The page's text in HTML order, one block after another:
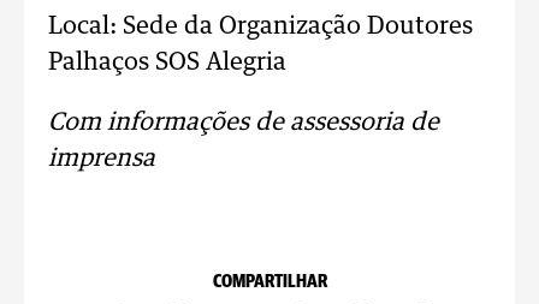
Local: Sede da Organização Doutores
Palhaços SOS Alegria
Com informações de assessoria de
imprensa
COMPARTILHAR